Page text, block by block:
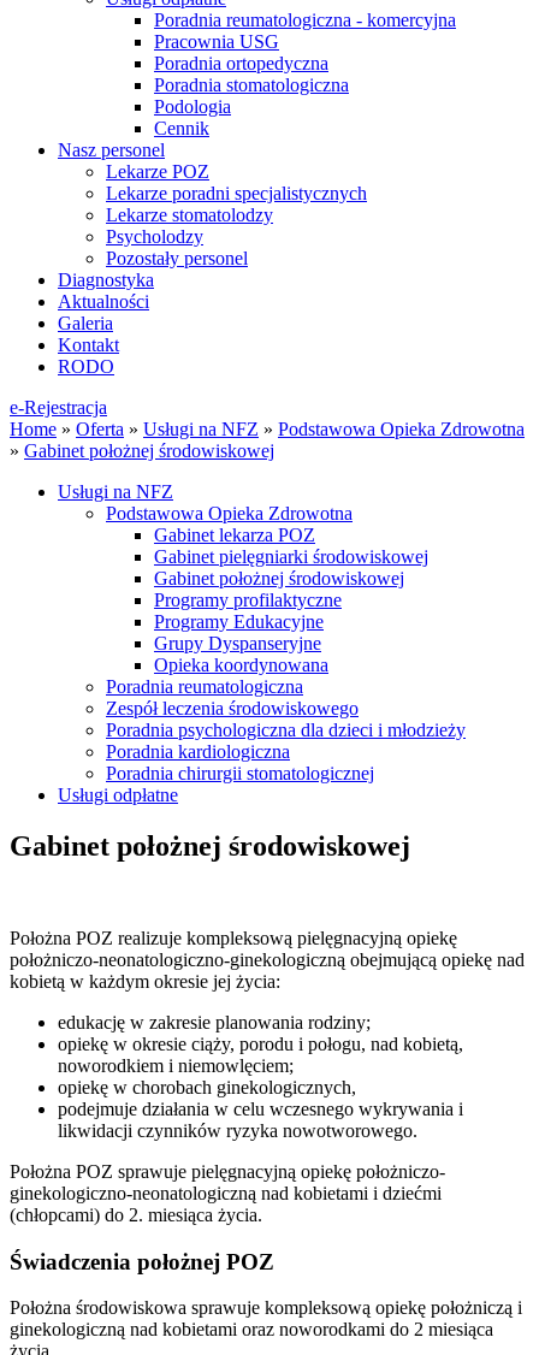
Poradnia reumatologiczna - komercyjna
Pracownia USG
Poradnia ortopedyczna
Poradnia stomatologiczna
Podologia
Cennik
Nasz personel
Lekarze POZ
Lekarze poradni specjalistycznych
Lekarze stomatolodzy
Psycholodzy
Pozostały personel
Diagnostyka
Aktualności
Galeria
Kontakt
RODO
e-Rejestracja
Home » Oferta » Usługi na NFZ » Podstawowa Opieka Zdrowotna
» Gabinet położnej środowiskowej
Usługi na NFZ
Podstawowa Opieka Zdrowotna
Gabinet lekarza POZ
Gabinet pielęgniarki środowiskowej
Gabinet położnej środowiskowej
Programy profilaktyczne
Programy Edukacyjne
Grupy Dyspanseryjne
Opieka koordynowana
Poradnia reumatologiczna
Zespół leczenia środowiskowego
Poradnia psychologiczna dla dzieci i młodzieży
Poradnia kardiologiczna
Poradnia chirurgii stomatologicznej
Usługi odpłatne
Gabinet położnej środowiskowej
Położna POZ realizuje kompleksową pielęgnacyjną opiekę
położniczo-neonatologiczno-ginekologiczną obejmującą opiekę nad
kobietą w każdym okresie jej życia:
edukację w zakresie planowania rodziny;
opiekę w okresie ciąży, porodu i połogu, nad kobietą,
noworodkiem i niemowlęciem;
opiekę w chorobach ginekologicznych,
podejmuje działania w celu wczesnego wykrywania i
likwidacji czynników ryzyka nowotworowego.
Położna POZ sprawuje pielęgnacyjną opiekę położniczo-
ginekologiczno-neonatologiczną nad kobietami i dziećmi
(chłopcami) do 2. miesiąca życia.
Świadczenia położnej POZ
Położna środowiskowa sprawuje kompleksową opiekę położniczą i
ginekologiczną nad kobietami oraz noworodkami do 2 miesiąca